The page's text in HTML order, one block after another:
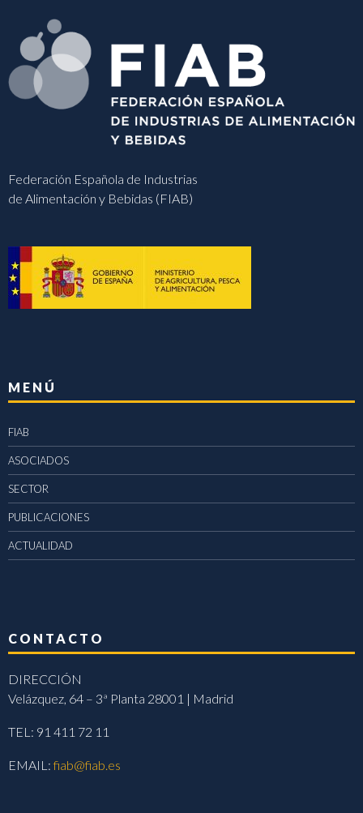
Federación Española de Industrias
de Alimentación y Bebidas (FIAB)
MENÚ
FIAB
ASOCIADOS
SECTOR
PUBLICACIONES
ACTUALIDAD
CONTACTO
DIRECCIÓN
Velázquez, 64 – 3ª Planta 28001 | Madrid
TEL: 91 411 72 11
EMAIL:fiab@fiab.es